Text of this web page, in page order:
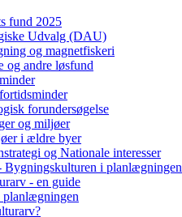
fund 2025
Udvalg (DAU)
og magnetfiskeri
og andre løsfund
forundersøgelse
og miljøer
i ældre byer
og Nationale interesser
i planlægningen
- en guide